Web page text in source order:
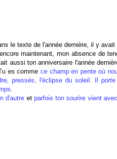
le texte de l'année dernière, il y avait
maintenant, mon absence de
aussi ton anniversaire l'année
es commece champ en pente où
pressés, l'éclipse du soleil .
Il
.
d'autre et parfois ton sourire vient